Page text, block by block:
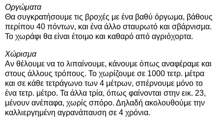
Οργώματα
Θα συγκρατήσουμε τις βροχές με ένα βαθύ όργωμα, βάθους
περίπου 40 πόντων, και ένα άλλο σταυρωτό και σβάρνισμα.
Το χωράφι θα είναι έτοιμο και καθαρό από αγριόχορτα.
Χώρισμα
Αν θέλουμε να το λιπαίνουμε, κάνουμε όπως αναφέραμε και
στους άλλους τρόπους. Το χωρίζουμε σε 1000 τετρ. μέτρα
και σε κάθε τετράγωνο των 4 μέτρων, σπέρνουμε μόνο το
ένα τετρ. μέτρο. Τα άλλα τρία, όπως φαίνονται στην εικ. 23,
μένουν ανέπαφα, χωρίς σπόρο. Δηλαδή ακολουθούμε την
καλλιεργημένη αγρανάπαυση σε 4 χρόνια.